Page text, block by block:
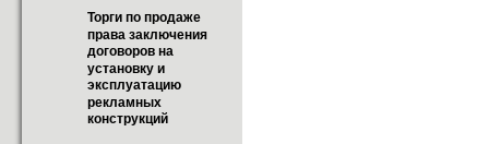
Торги по продаже
права заключения
договоров на
установку и
эксплуатацию
рекламных
конструкций